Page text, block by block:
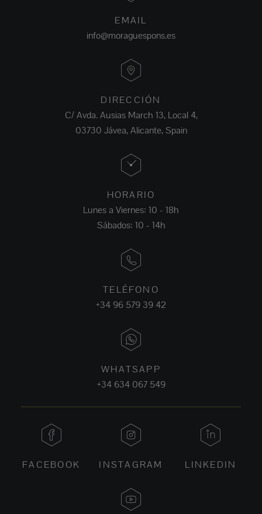
EMAIL
info@moraguespons.es
DIRECCIÓN
C/ Avda. Ausias March 13, Local 4,
03730 Jávea, Alicante, Spain
HORARIO
Lunes a Viernes: 10 - 18h
Sábados: 10 - 14h
TELÉFONO
+34 96 579 39 42
WHATSAPP
+34 634 067 549
FACEBOOK INSTAGRAM LINKEDIN